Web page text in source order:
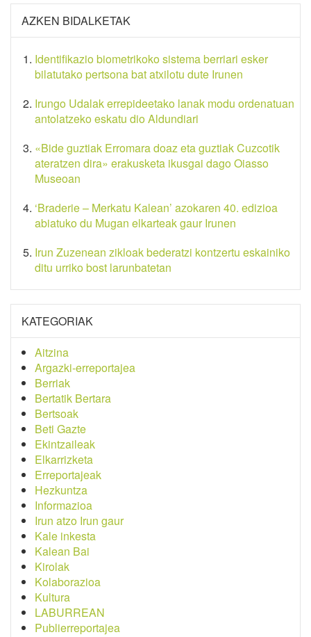
AZKEN BIDALKETAK
Identifikazio biometrikoko sistema berriari esker
bilatutako pertsona bat atxilotu dute Irunen
Irungo Udalak errepideetako lanak modu ordenatuan
antolatzeko eskatu dio Aldundiari
«Bide guztiak Erromara doaz eta guztiak Cuzcotik
ateratzen dira» erakusketa ikusgai dago Oiasso
Museoan
‘Braderie – Merkatu Kalean’ azokaren 40. edizioa
abiatuko du Mugan elkarteak gaur Irunen
Irun Zuzenean zikloak bederatzi kontzertu eskainiko
ditu urriko bost larunbatetan
KATEGORIAK
Aitzina
Argazki-erreportajea
Berriak
Bertatik Bertara
Bertsoak
Beti Gazte
Ekintzaileak
Elkarrizketa
Erreportajeak
Hezkuntza
Informazioa
Irun atzo Irun gaur
Kale inkesta
Kalean Bai
Kirolak
Kolaborazioa
Kultura
LABURREAN
Publierreportajea